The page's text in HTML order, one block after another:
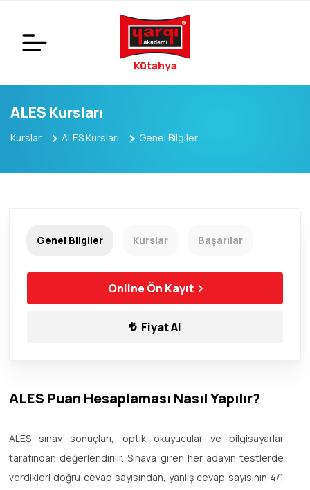
Kütahya
ALES Kursları
Kurslar ALES Kursları Genel Bilgiler
ALES Puan Hesaplaması Nasıl Yapılır?
ALES sınav sonuçları, optik okuyucular ve bilgisayarlar
tarafından değerlendirilir. Sınava giren her adayın testlerde
verdikleri doğru cevap sayısından, yanlış cevap sayısının 4/1
Genel Bilgiler Kurslar Başarılar
Online Ön Kayıt
Fiyat Al